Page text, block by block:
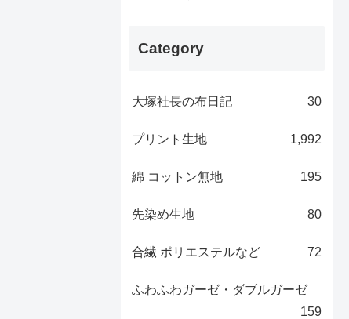
Category
大塚社長の布日記 30
プリント生地 1,992
綿 コットン無地 195
先染め生地 80
合繊 ポリエステルなど 72
ふわふわガーゼ・ダブルガーゼ
159